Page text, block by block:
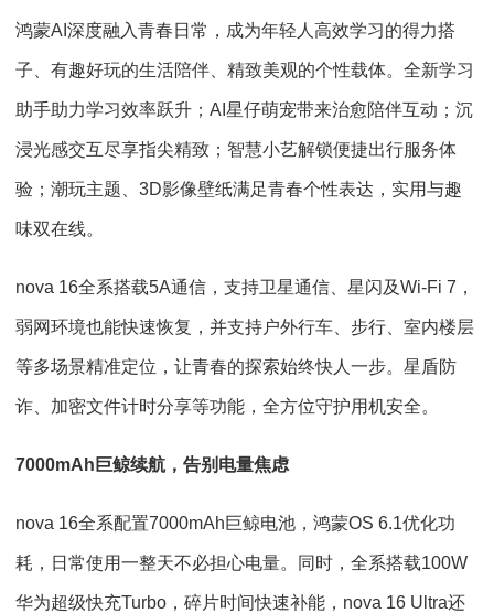
鸿蒙AI深度融入青春日常，成为年轻人高效学习的得力搭
子、有趣好玩的生活陪伴、精致美观的个性载体。全新学习
助手助力学习效率跃升；AI星仔萌宠带来治愈陪伴互动；沉
浸光感交互尽享指尖精致；智慧小艺解锁便捷出行服务体
验；潮玩主题、3D影像壁纸满足青春个性表达，实用与趣
味双在线。
nova 16全系搭载5A通信，支持卫星通信、星闪及Wi-Fi 7，
弱网环境也能快速恢复，并支持户外行车、步行、室内楼层
等多场景精准定位，让青春的探索始终快人一步。星盾防
诈、加密文件计时分享等功能，全方位守护用机安全。
7000mAh巨鲸续航，告别电量焦虑
nova 16全系配置7000mAh巨鲸电池，鸿蒙OS 6.1优化功
耗，日常使用一整天不必担心电量。同时，全系搭载100W
华为超级快充Turbo，碎片时间快速补能，nova 16 Ultra还